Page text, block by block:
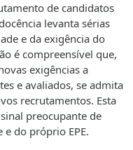
de candidatos
levanta sérias
e da exigência do
é compreensível que,
exigências a
e avaliados, se admita
recrutamentos. Esta
preocupante de
do próprio EPE.